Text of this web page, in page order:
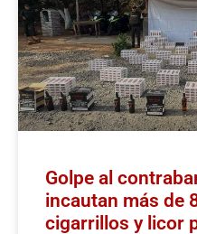
Golpe al
incautan más de
cigarrillos y licor